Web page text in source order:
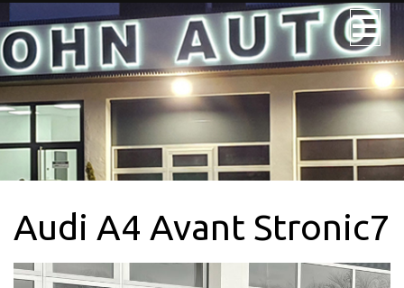
JOHN AUTO
NOS VÉHICULES
NOS UTILITAIRES
VÉHICULE 9PL.
LOCATION
CONTACTEZ-
Audi A4 Avant Stronic7